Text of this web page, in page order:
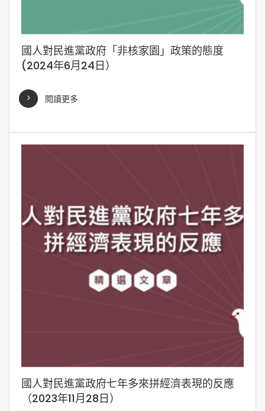
國人對民進黨政府「非核家園」政策的態度
(2024年6月24日）
閱讀更多
國人對民進黨政府七年多來拼經濟表現的反應
（2023年11月28日）